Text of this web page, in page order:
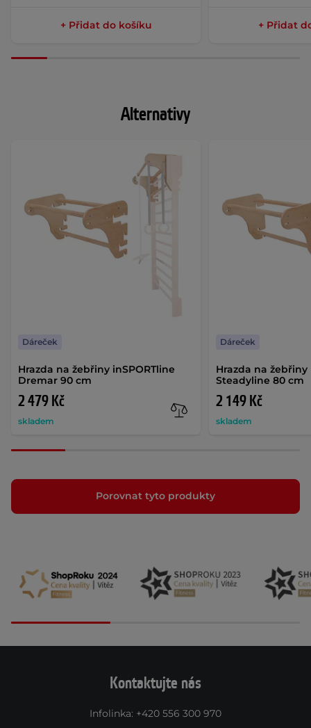
+ Přidat do košíku + Přidat
Alternativy
Hrazda na žebřiny inSPORTline
Dremar 90 cm
2 479 Kč
skladem
Dáreček
Hrazda na žebřiny
Steadyline 80 cm
2 149 Kč
skladem
Dáreček
Porovnat tyto produkty
Kontaktujte nás
Infolinka: +420 556 300 970